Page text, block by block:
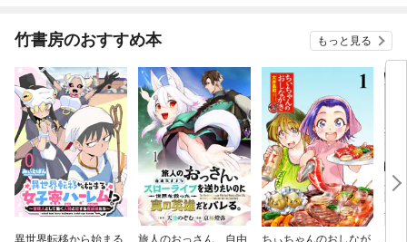
竹書房のおすすめ本 もっと見る